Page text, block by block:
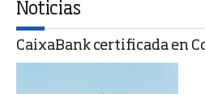
Noticias
CaixaBank certificada en